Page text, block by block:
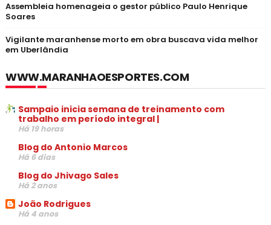
Assembleia homenageia o gestor público Paulo Henrique
Soares
Vigilante maranhense morto em obra buscava vida melhor
em Uberlândia
WWW.MARANHAOESPORTES.COM
Sampaio inicia semana de treinamento com
trabalho em período integral |
Há 19 horas
Blog do Antonio Marcos
Há 6 dias
Blog do Jhivago Sales
Há 2 anos
João Rodrigues
Há 4 anos